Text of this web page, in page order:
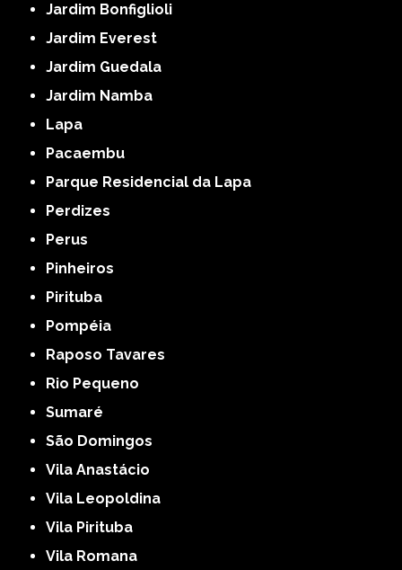
Jardim Bonfiglioli
Jardim Everest
Jardim Guedala
Jardim Namba
Lapa
Pacaembu
Parque Residencial da Lapa
Perdizes
Perus
Pinheiros
Pirituba
Pompéia
Raposo Tavares
Rio Pequeno
Sumaré
São Domingos
Vila Anastácio
Vila Leopoldina
Vila Pirituba
Vila Romana